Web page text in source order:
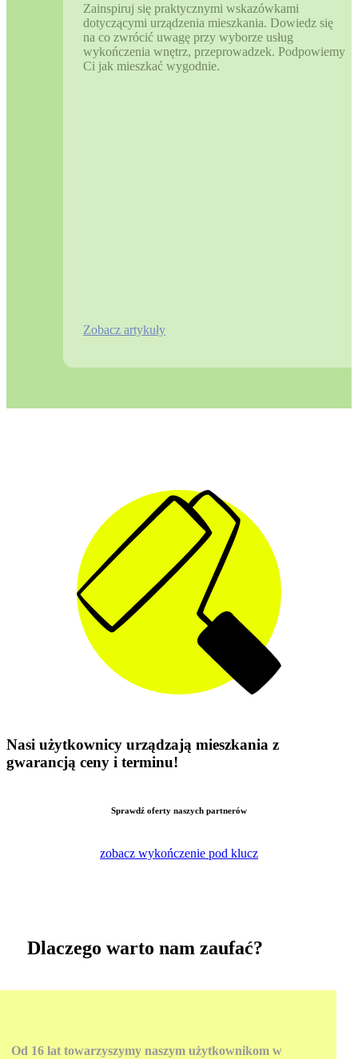
Zainspiruj się praktycznymi wskazówkami
dotyczącymi urządzenia mieszkania. Dowiedz się
na co zwrócić uwagę przy wyborze usług
wykończenia wnętrz, przeprowadzek. Podpowiemy
Ci jak mieszkać wygodnie.
Zobacz artykuły
Nasi użytkownicy urządzają mieszkania z
gwarancją ceny i terminu!
Sprawdź oferty naszych partnerów
zobacz wykończenie pod klucz
Dlaczego warto nam zaufać?
Od 16 lat towarzyszymy naszym użytkownikom w